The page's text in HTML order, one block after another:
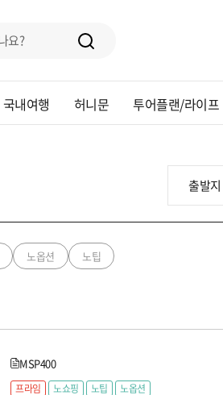
국내여행 허니문 투어플랜/라이프
노옵션 노팁
MSP400
프라임 노쇼핑 노팁 노옵션